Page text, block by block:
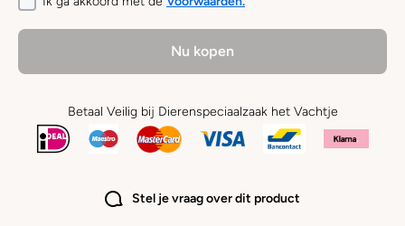
Nu kopen
Betaal Veilig bij Dierenspeciaalzaak het Vachtje
Stel je vraag over dit product